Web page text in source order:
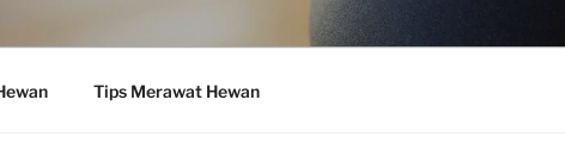
Tips Merawat Hewan